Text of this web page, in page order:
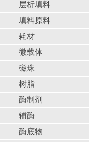
层析填料
填料原料
耗材
微载体
磁珠
树脂
酶制剂
辅酶
酶底物